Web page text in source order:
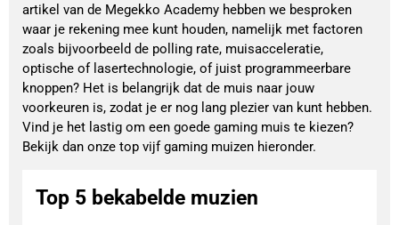
artikel van de Megekko Academy hebben we besproken
waar je rekening mee kunt houden, namelijk met factoren
zoals bijvoorbeeld de polling rate, muisacceleratie,
optische of lasertechnologie, of juist programmeerbare
knoppen? Het is belangrijk dat de muis naar jouw
voorkeuren is, zodat je er nog lang plezier van kunt hebben.
Vind je het lastig om een goede gaming muis te kiezen?
Bekijk dan onze top vijf gaming muizen hieronder.
Top 5 bekabelde muzien